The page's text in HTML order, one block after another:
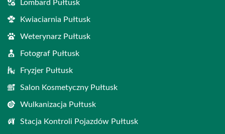
Lombard Pułtusk
Kwiaciarnia Pułtusk
Weterynarz Pułtusk
Fotograf Pułtusk
Fryzjer Pułtusk
Salon Kosmetyczny Pułtusk
Wulkanizacja Pułtusk
Stacja Kontroli Pojazdów Pułtusk